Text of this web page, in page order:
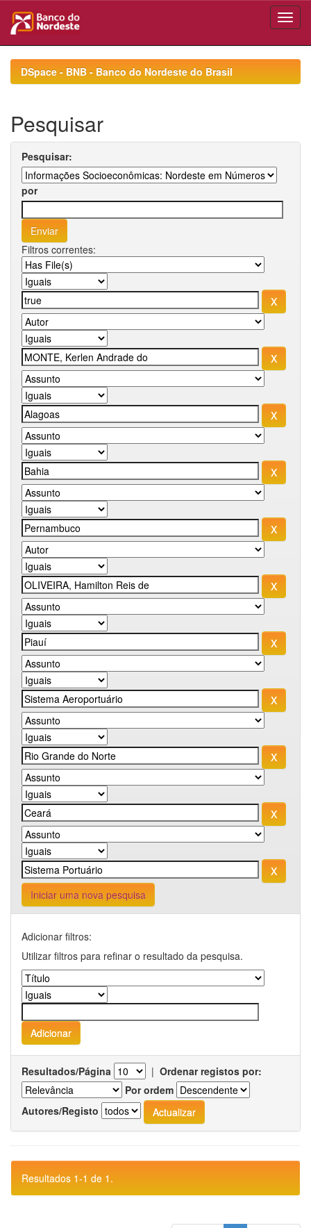
navigationDSpace - BNB - Banco do Nordeste do Brasil
Pesquisar
Pesquisar:
por
Filtros correntes:
Iniciar uma nova pesquisa
Adicionar filtros:
Utilizar filtros para refinar o resultado da pesquisa.
Resultados/Página | Ordenar registos por:
Por ordem
Autores/Registo
Resultados 1-1 de 1.